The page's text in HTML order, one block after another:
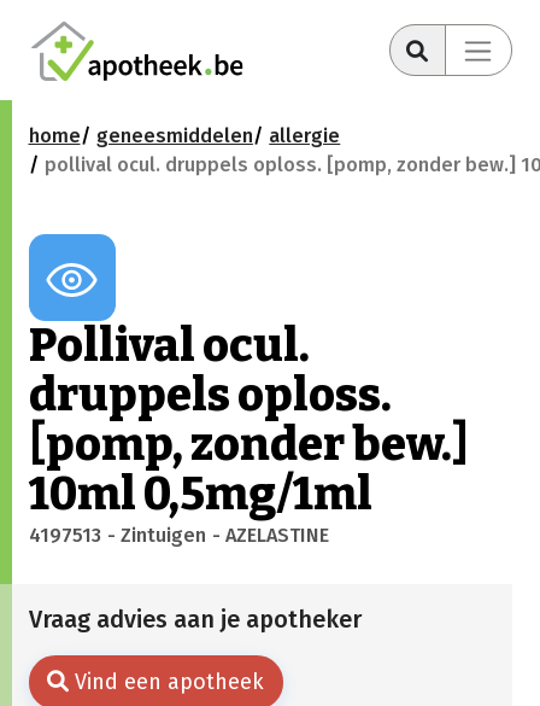
home geneesmiddelen
allergie
pollival ocul. druppels oploss. [pomp, zonder bew.]
Pollival ocul.
druppels oploss.
[pomp, zonder bew.]
10ml 0,5mg/1ml
4197513 - Zintuigen - AZELASTINE
Vraag advies aan je apotheker
Vind een apotheek